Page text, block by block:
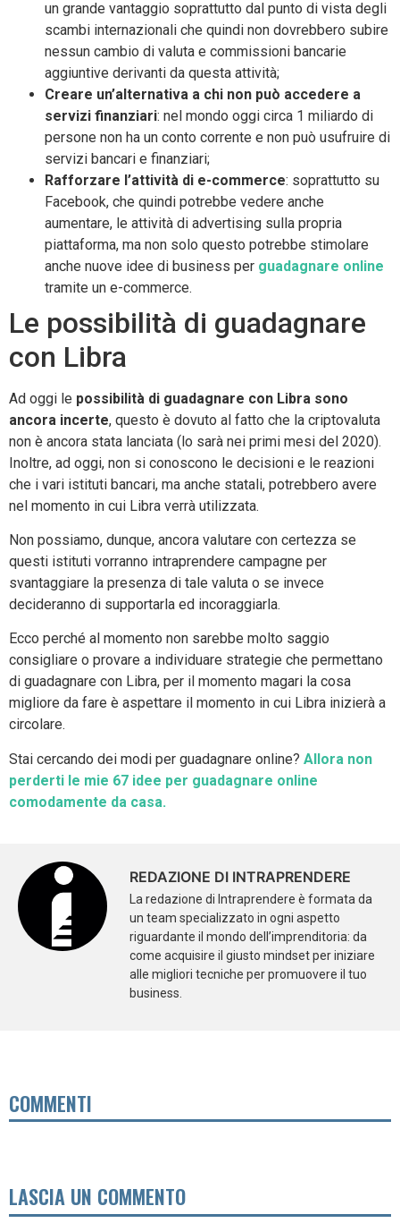
un grande vantaggio soprattutto dal punto di vista degli
scambi internazionali che quindi non dovrebbero subire
nessun cambio di valuta e commissioni bancarie
aggiuntive derivanti da questa attività;
Creare un’alternativa a chi non può accedere a
servizi finanziari: nel mondo oggi circa 1 miliardo di
persone non ha un conto corrente e non può usufruire di
servizi bancari e finanziari;
Rafforzare l’attività di e-commerce: soprattutto su
Facebook, che quindi potrebbe vedere anche
aumentare, le attività di advertising sulla propria
piattaforma, ma non solo questo potrebbe stimolare
anche nuove idee di business per guadagnare online
tramite un e-commerce.
Le possibilità di guadagnare
con Libra
Ad oggi le possibilità di guadagnare con Libra sono
ancora incerte, questo è dovuto al fatto che la criptovaluta
non è ancora stata lanciata (lo sarà nei primi mesi del 2020).
Inoltre, ad oggi, non si conoscono le decisioni e le reazioni
che i vari istituti bancari, ma anche statali, potrebbero avere
nel momento in cui Libra verrà utilizzata.
Non possiamo, dunque, ancora valutare con certezza se
questi istituti vorranno intraprendere campagne per
svantaggiare la presenza di tale valuta o se invece
decideranno di supportarla ed incoraggiarla.
Ecco perché al momento non sarebbe molto saggio
consigliare o provare a individuare strategie che permettano
di guadagnare con Libra, per il momento magari la cosa
migliore da fare è aspettare il momento in cui Libra inizierà a
circolare.
Stai cercando dei modi per guadagnare online? Allora non
perderti le mie 67 idee per guadagnare online
comodamente da casa.
REDAZIONE DI INTRAPRENDERE
La redazione di Intraprendere è formata da
un team specializzato in ogni aspetto
riguardante il mondo dell’imprenditoria: da
come acquisire il giusto mindset per iniziare
alle migliori tecniche per promuovere il tuo
business.
COMMENTI
LASCIA UN COMMENTO